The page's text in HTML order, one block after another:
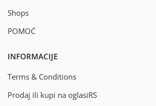
Shops
POMOĆ
INFORMACIJE
Terms & Conditions
Prodaj ili kupi na oglasiRS